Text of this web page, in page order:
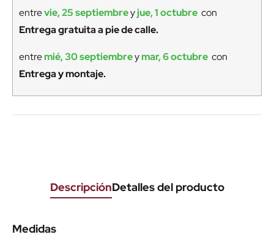
entrevie, 25 septiembreyjue, 1 octubre con
Entrega gratuita a pie de calle.
entremié, 30 septiembreymar, 6 octubre con
Entrega y montaje.
DescripciónDetalles del producto
Medidas